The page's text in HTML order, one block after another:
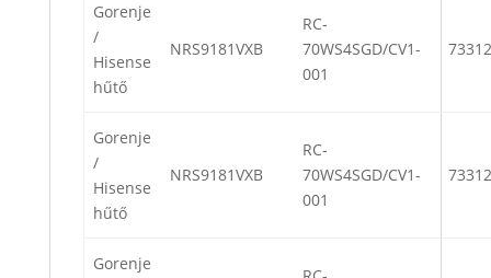
Gorenje
/
Hisense
hűtő
NRS9181VXB
RC-
70WS4SGD/CV1-
001
Gorenje
/
Hisense
hűtő
NRS9181VXB
RC-
70WS4SGD/CV1-
001
Gorenje